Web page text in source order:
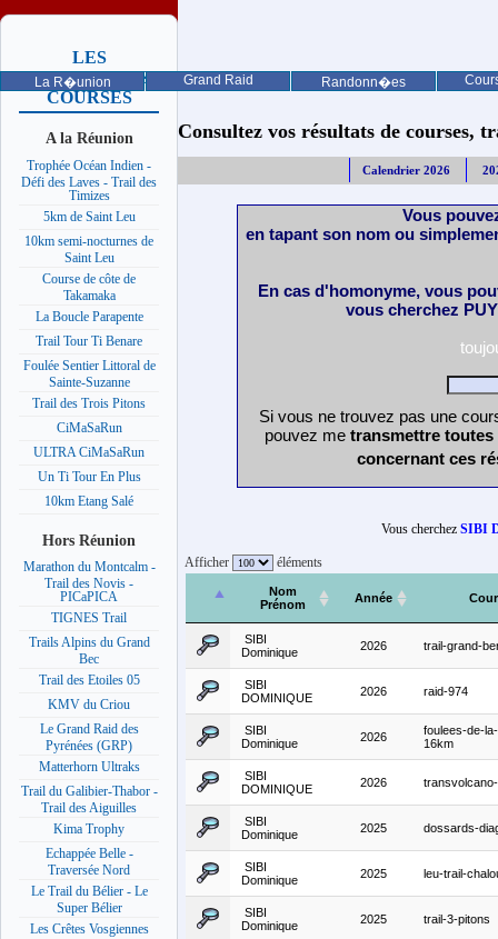
La R�union Grand Raid Randonn�es
LES
PROCHAINES
COURSES
A la Réunion
Trophée Océan Indien -
Défi des Laves - Trail des
Timizes
5km de Saint Leu
10km semi-nocturnes de
Saint Leu
Course de côte de
Takamaka
La Boucle Parapente
Trail Tour Ti Benare
Foulée Sentier Littoral de
Sainte-Suzanne
Trail des Trois Pitons
CiMaSaRun
ULTRA CiMaSaRun
Un Ti Tour En Plus
10km Etang Salé
Hors Réunion
Marathon du Montcalm -
Trail des Novis -
PICaPICA
TIGNES Trail
Trails Alpins du Grand
Bec
Trail des Etoiles 05
KMV du Criou
Le Grand Raid des
Pyrénées (GRP)
Matterhorn Ultraks
Trail du Galibier-Thabor -
Trail des Aiguilles
Kima Trophy
Echappée Belle -
Traversée Nord
Le Trail du Bélier - Le
Super Bélier
Les Crêtes Vosgiennes
Consultez vos résultats de courses,
Calendrier 2026
Vous
en tapant son nom ou
En cas d'homonyme, vous
vous cherchez
Si vous ne trouvez pas une
pouvez me transmettre
concernant ces
Vous cherchez SIBI
Afficher éléments
Nom
Prénom
Année
SIBI
Dominique
2026 trail-grand-
SIBI
DOMINIQUE
2026 raid-974
SIBI
Dominique
2026
foulees-de-
16km
SIBI
DOMINIQUE
2026
SIBI
Dominique
2025 dossards-
SIBI
Dominique
2025 leu-trail-
SIBI
Dominique
2025 trail-3-pitons